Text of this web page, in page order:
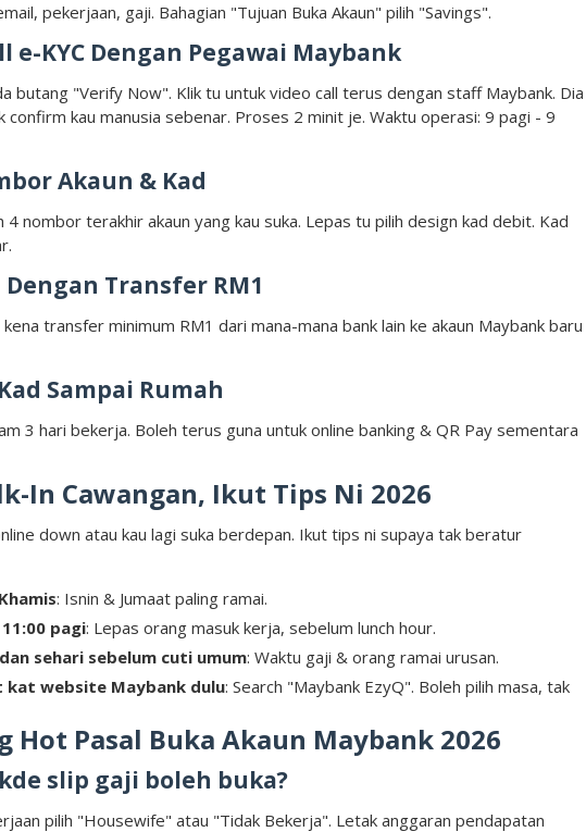
pekerjaan, gaji. Bahagian "Tujuan Buka Akaun" pilih "Savings".
e-KYC Dengan Pegawai Maybank
butang "Verify Now". Klik tu untuk video call terus dengan staff Maybank. Dia
confirm kau manusia sebenar. Proses 2 minit je. Waktu operasi: 9 pagi - 9
Akaun & Kad
4 nombor terakhir akaun yang kau suka. Lepas tu pilih design kad debit. Kad
Transfer RM1
transfer minimum RM1 dari mana-mana bank lain ke akaun Maybank baru
Sampai Rumah
3 hari bekerja. Boleh terus guna untuk online banking & QR Pay sementara
In Cawangan, Ikut Tips Ni 2026
down atau kau lagi suka berdepan. Ikut tips ni supaya tak beratur
: Isnin & Jumaat paling ramai.
pagi: Lepas orang masuk kerja, sebelum lunch hour.
sehari sebelum cuti umum: Waktu gaji & orang ramai urusan.
website Maybank dulu: Search "Maybank EzyQ". Boleh pilih masa, tak
Hot Pasal Buka Akaun Maybank 2026
slip gaji boleh buka?
pilih "Housewife" atau "Tidak Bekerja". Letak anggaran pendapatan